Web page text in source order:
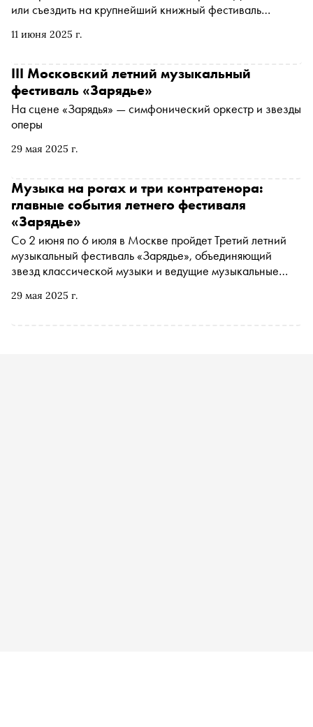
11 июня 2025 г.
или съездить на крупнейший книжный фестиваль
на ближайшей неделе
29 мая 2025 г.
III Московский летний музыкальный
фестиваль «Зарядье»
На сцене «Зарядья» — симфонический оркестр и звезды
оперы
29 мая 2025 г.
Музыка на рогах и три контратенора:
главные события летнего фестиваля
«Зарядье»
Со 2 июня по 6 июля в Москве пройдет Третий летний
музыкальный фестиваль «Зарядье», объединяющий
звезд классической музыки и ведущие музыкальные
рассказывает о самых интересных мероприятиях в